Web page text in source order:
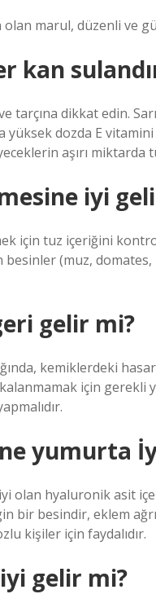
olan marul, düzenli ve
kan
tarçına dikkat edin.
yüksek dozda E
aşırı miktarda
iyi
için tuz içeriğini
besinler (muz,
gelir mi?
kemiklerdeki
için
yumurta
olan hyaluronik asit
bir besindir, eklem
kişiler için faydalıdır.
gelir mi?